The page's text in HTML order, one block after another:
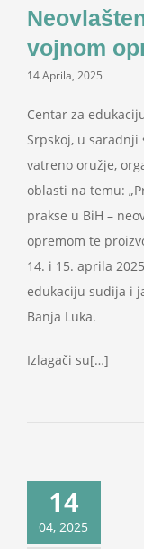
vojnom
14 Aprila, 2025
Centar za
Srpskoj, u saradnji
vatreno oružje,
oblasti na temu:
prakse u BiH –
opremom te
14. i 15. aprila
edukaciju sudija i
Banja Luka.
Izlagači su[…]
14
04, 2025